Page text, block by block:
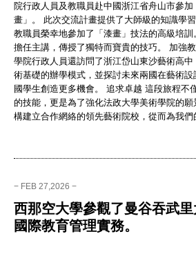
院行政人員及教職員赴中國浙江省舟山市參
畫」。 此次交流計畫提供了大師級的知識學
教職員榮幸地參加了「漆畫」技法的高級培
擔任主講，傳授了獨特而寶貴的技巧。 加強
學院行政人員還訪問了浙江岱山東沙藝術高
術基礎的辦學模式，並探討未來兩國在藝術
國學生創造更多機會。 追求卓越 這段旅程不
的技能，更是為了強化法政大學美術學院的
構建立合作網絡的領先藝術院校，從而為我們
− FEB 27,2026 −
西那空大學參觀了曼谷吞武
國際教育管理實務。